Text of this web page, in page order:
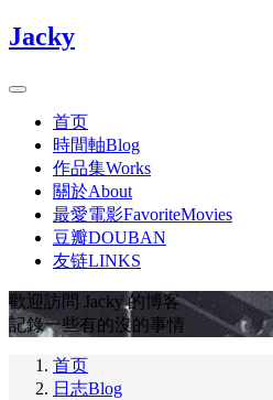
Jacky
首页
時間軸Blog
作品集Works
關於About
最愛電影FavoriteMovies
豆瓣DOUBAN
友链LINKS
歡迎訪問 Jacky 的博客
記錄一些有的沒的事情
首页
日志Blog